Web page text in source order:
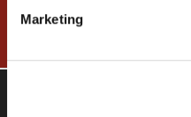
Marketing